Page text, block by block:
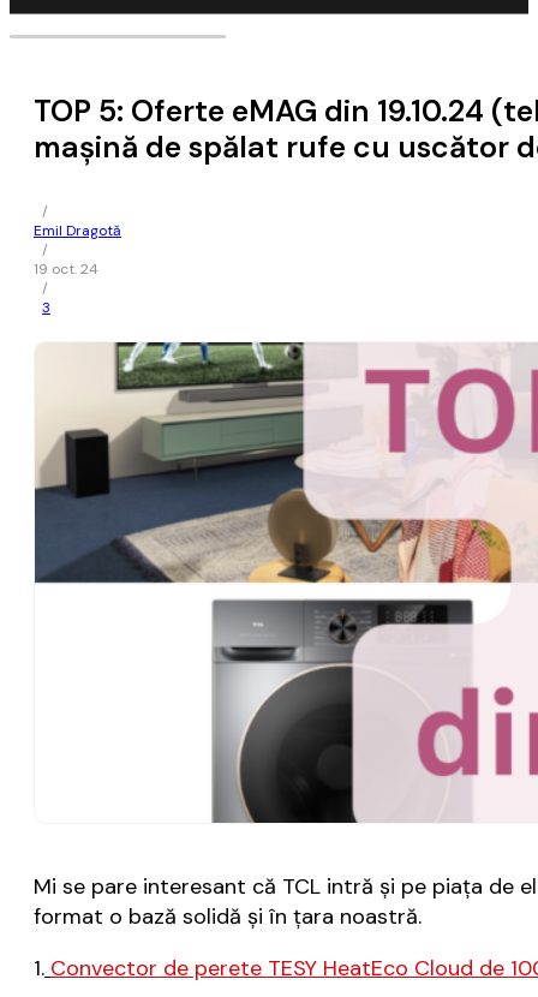
TOP 5: Oferte eMAG din 19.10.24
mașină de spălat rufe cu uscător
/
Emil Dragotă
/
19 oct. 24
/
3
Mi se pare interesant că TCL intră și pe piața de
format o bază solidă și în țara noastră.
1. Convector de perete TESY HeatEco Cloud de